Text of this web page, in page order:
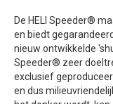
De HELI Speeder®
en biedt
nieuw ontwikkelde
Speeder® zeer
exclusief
en dus